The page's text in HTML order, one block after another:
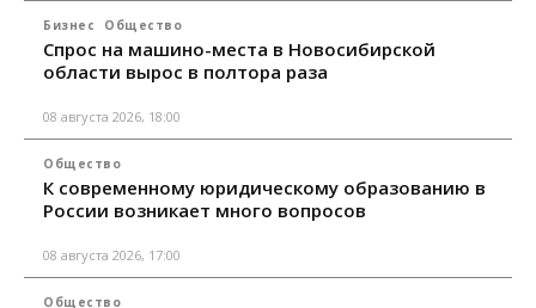
Бизнес Общество
Спрос на машино-места в Новосибирской
области вырос в полтора раза
08 августа 2026, 18:00
Общество
К современному юридическому образованию в
России возникает много вопросов
08 августа 2026, 17:00
Общество